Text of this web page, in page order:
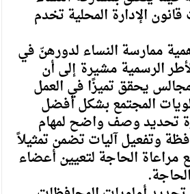
الإدارة المحلية تخدم
ممارسة النساء لدورهنّ في
الرسمية مشيرة إلى أن
يحقق تميزًا في العمل
المجتمع بشكل أفضل
تحديد وصف واضح لمهام
وتفعيل آليات تضمن تمثيلاً
مراعاة الحاجة لتعيين أعضاء